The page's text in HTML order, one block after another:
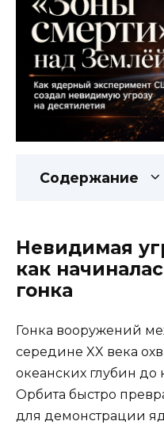
Содержание
Невидимая
как
гонка
Гонка вооружений
середине XX века
океанских глубин до
Орбита быстро
для демонстрации